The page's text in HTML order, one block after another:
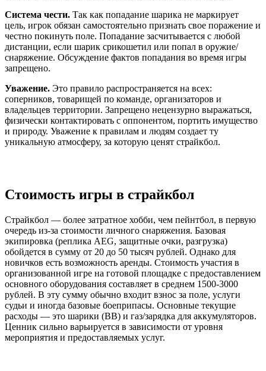
Система чести. Так как попадание шарика не маркирует
цель, игрок обязан самостоятельно признать свое поражение и
честно покинуть поле. Попадание засчитывается с любой
дистанции, если шарик срикошетил или попал в оружие/
снаряжение. Обсуждение фактов попадания во время игры
запрещено.
Уважение. Это правило распространяется на всех:
соперников, товарищей по команде, организаторов и
владельцев территории. Запрещено нецензурно выражаться,
физически контактировать с оппонентом, портить имущество
и природу. Уважение к правилам и людям создает ту
уникальную атмосферу, за которую ценят страйкбол.
Стоимость игры в страйкбол
Страйкбол — более затратное хобби, чем пейнтбол, в первую
очередь из-за стоимости личного снаряжения. Базовая
экипировка (реплика AEG, защитные очки, разгрузка)
обойдется в сумму от 20 до 50 тысяч рублей. Однако для
новичков есть возможность аренды. Стоимость участия в
организованной игре на готовой площадке с предоставлением
основного оборудования составляет в среднем 1500-3000
рублей. В эту сумму обычно входит взнос за поле, услуги
судьи и иногда базовые боеприпасы. Основные текущие
расходы — это шарики (BB) и газ/зарядка для аккумуляторов.
Ценник сильно варьируется в зависимости от уровня
мероприятия и предоставляемых услуг.